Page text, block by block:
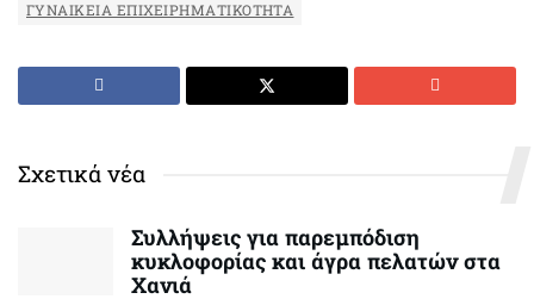
ΓΥΝΑΙΚΕΊΑ ΕΠΙΧΕΙΡΗΜΑΤΙΚΌΤΗΤΑ
Σχετικά νέα
Συλλήψεις για παρεμπόδιση
κυκλοφορίας και άγρα πελατών στα
Χανιά